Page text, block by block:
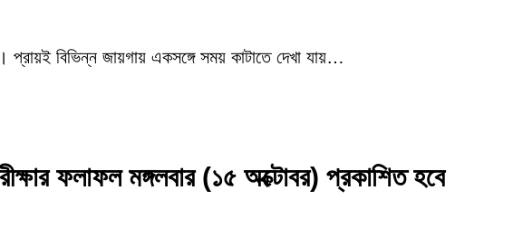
প্রায়ই বিভিন্ন জায়গায় একসঙ্গে সময় কাটাতে দেখা যায়…
ফলাফল মঙ্গলবার (১৫ অক্টোবর) প্রকাশিত হবে